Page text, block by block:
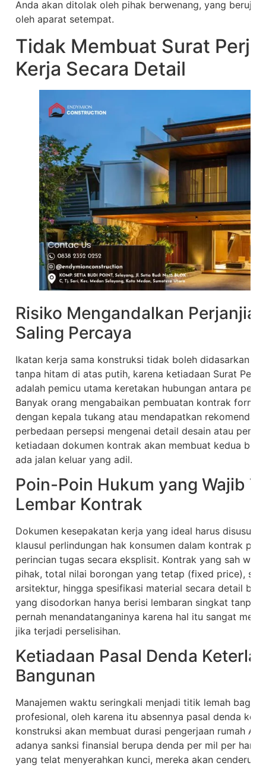
Anda akan ditolak oleh pihak berwenang, yang
oleh aparat setempat.
Tidak Membuat Surat
Kerja Secara Detail
Risiko Mengandalkan
Saling Percaya
Ikatan kerja sama konstruksi tidak boleh didasarkan
tanpa hitam di atas putih, karena ketiadaan Surat
adalah pemicu utama keretakan hubungan antara
Banyak orang mengabaikan pembuatan kontrak
dengan kepala tukang atau mendapatkan
perbedaan persepsi mengenai detail desain atau
ketiadaan dokumen kontrak akan membuat kedua
ada jalan keluar yang adil.
Poin-Poin Hukum yang Wajib
Lembar Kontrak
Dokumen kesepakatan kerja yang ideal harus disusun
klausul perlindungan hak konsumen dalam kontrak
perincian tugas secara eksplisit. Kontrak yang sah
pihak, total nilai borongan yang tetap (fixed price),
arsitektur, hingga spesifikasi material secara detail
yang disodorkan hanya berisi lembaran singkat tanpa
pernah menandatanganinya karena hal itu sangat
jika terjadi perselisihan.
Ketiadaan Pasal Denda
Bangunan
Manajemen waktu seringkali menjadi titik lemah bagi
profesional, oleh karena itu absennya pasal denda
konstruksi akan membuat durasi pengerjaan rumah
adanya sanksi finansial berupa denda per mil per hari
yang telat menyerahkan kunci, mereka akan